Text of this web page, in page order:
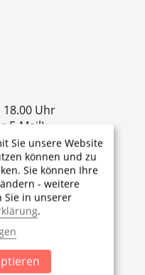
18.00 Uhr
E-Mail)
Sie unsere Website
können und zu
Sie können Ihre
- weitere
Sie in unserer
.